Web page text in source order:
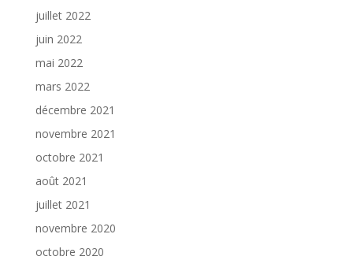
juillet 2022
juin 2022
mai 2022
mars 2022
décembre 2021
novembre 2021
octobre 2021
août 2021
juillet 2021
novembre 2020
octobre 2020